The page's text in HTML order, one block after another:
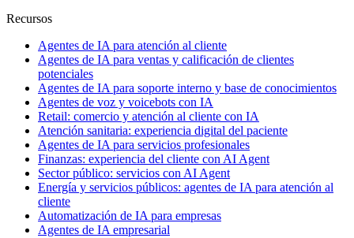
Recursos
Agentes de IA para atención al cliente
Agentes de IA para ventas y calificación de clientes
potenciales
Agentes de IA para soporte interno y base de conocimientos
Agentes de voz y voicebots con IA
Retail: comercio y atención al cliente con IA
Atención sanitaria: experiencia digital del paciente
Agentes de IA para servicios profesionales
Finanzas: experiencia del cliente con AI Agent
Sector público: servicios con AI Agent
Energía y servicios públicos: agentes de IA para atención al
cliente
Automatización de IA para empresas
Agentes de IA empresarial